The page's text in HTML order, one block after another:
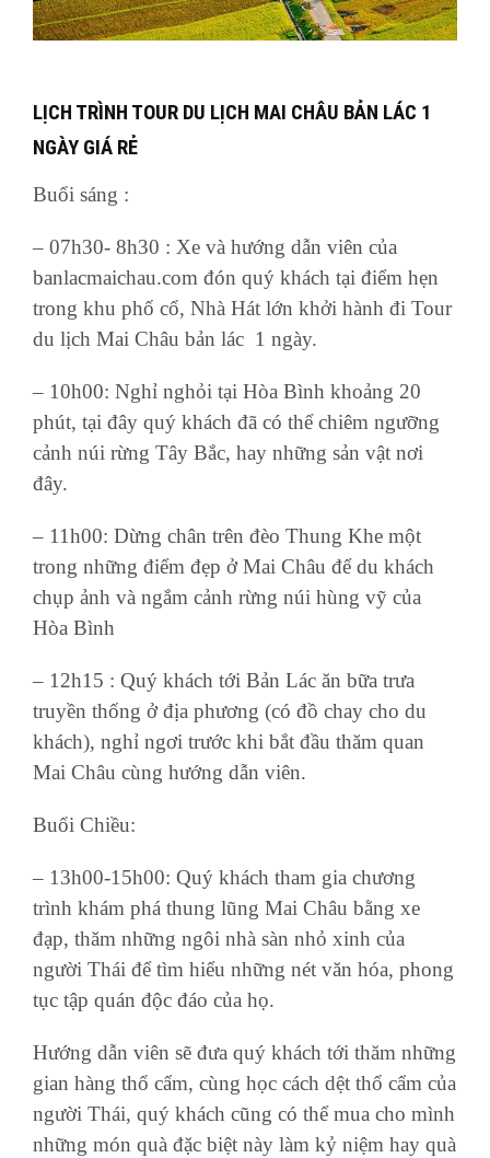
LỊCH TRÌNH TOUR DU LỊCH MAI CHÂU BẢN LÁC 1
NGÀY GIÁ RẺ
Buổi sáng :
– 07h30- 8h30 : Xe và hướng dẫn viên của
banlacmaichau.com đón quý khách tại điểm hẹn
trong khu phố cổ, Nhà Hát lớn khởi hành đi Tour
du lịch Mai Châu bản lác 1 ngày.
– 10h00: Nghỉ nghỏi tại Hòa Bình khoảng 20
phút, tại đây quý khách đã có thể chiêm ngưỡng
cảnh núi rừng Tây Bắc, hay những sản vật nơi
đây.
– 11h00: Dừng chân trên đèo Thung Khe một
trong những điểm đẹp ở Mai Châu để du khách
chụp ảnh và ngắm cảnh rừng núi hùng vỹ của
Hòa Bình
– 12h15 : Quý khách tới Bản Lác ăn bữa trưa
truyền thống ở địa phương (có đồ chay cho du
khách), nghỉ ngơi trước khi bắt đầu thăm quan
Mai Châu cùng hướng dẫn viên.
Buổi Chiều:
– 13h00-15h00: Quý khách tham gia chương
trình khám phá thung lũng Mai Châu bằng xe
đạp, thăm những ngôi nhà sàn nhỏ xinh của
người Thái để tìm hiểu những nét văn hóa, phong
tục tập quán độc đáo của họ.
Hướng dẫn viên sẽ đưa quý khách tới thăm những
gian hàng thổ cẩm, cùng học cách dệt thổ cẩm của
người Thái, quý khách cũng có thể mua cho mình
những món quà đặc biệt này làm kỷ niệm hay quà